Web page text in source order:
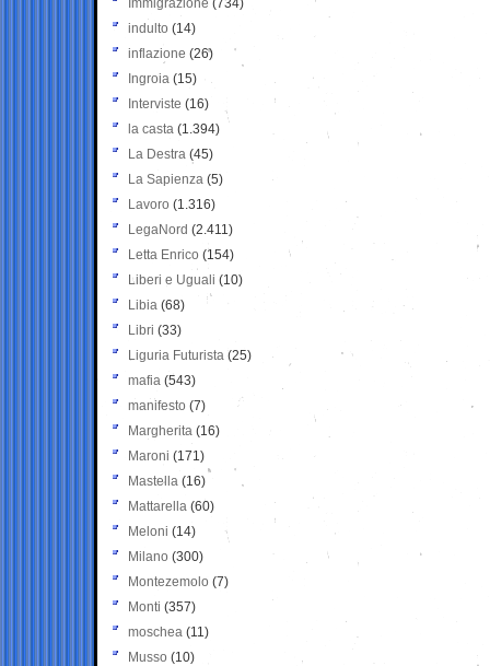
Immigrazione (734)
indulto (14)
inflazione (26)
Ingroia (15)
Interviste (16)
la casta (1.394)
La Destra (45)
La Sapienza (5)
Lavoro (1.316)
LegaNord (2.411)
Letta Enrico (154)
Liberi e Uguali (10)
Libia (68)
Libri (33)
Liguria Futurista (25)
mafia (543)
manifesto (7)
Margherita (16)
Maroni (171)
Mastella (16)
Mattarella (60)
Meloni (14)
Milano (300)
Montezemolo (7)
Monti (357)
moschea (11)
Musso (10)